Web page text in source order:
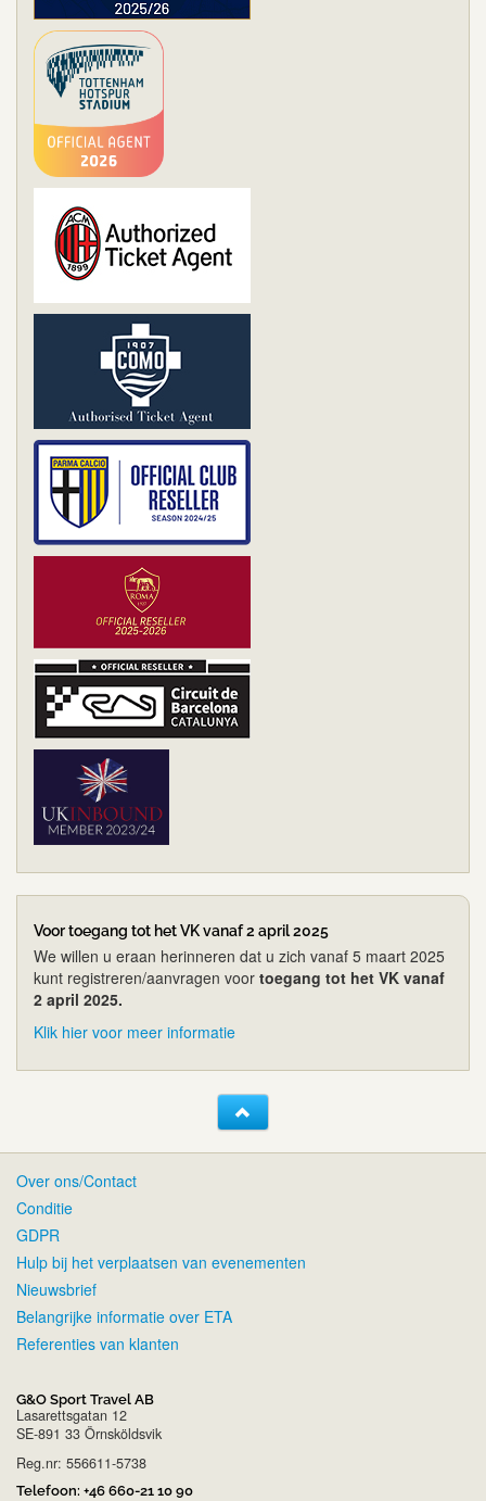
Voor toegang tot het VK vanaf 2 april 2025
We willen u eraan herinneren dat u zich vanaf 5 maart 2025
kunt registreren/aanvragen voor toegang tot het VK vanaf
2 april 2025.
Klik hier voor meer informatie
Over ons/Contact
Conditie
GDPR
Hulp bij het verplaatsen van evenementen
Nieuwsbrief
Belangrijke informatie over ETA
Referenties van klanten
G&O Sport Travel AB
Lasarettsgatan 12
SE-891 33 Örnsköldsvik
Reg.nr: 556611-5738
Telefoon: +46 660-21 10 90